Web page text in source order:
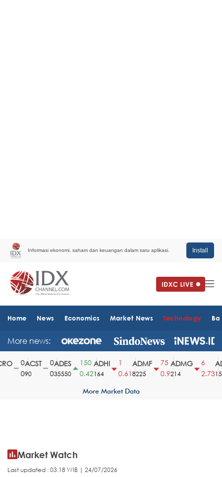
Informasi ekonomi, saham dan keuangan dalam satu aplikasi. Install
Home News Economics Market News Technology
More news:
ACST
90
ADES
35550
150
0.42
ADHI
164
0.61
ADMF
8225
75
0.9
ADMG
214
2.731510
More Market Data
Market Watch
Last updated : 03.18 WIB | 24/07/2026